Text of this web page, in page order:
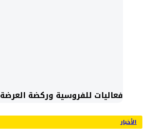
فعاليات للفروسية وركضة العرضة
الأخبار